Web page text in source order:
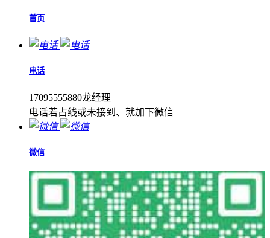
首页
电话
17095555880龙经理
电话若占线或未接到、就加下微信
微信